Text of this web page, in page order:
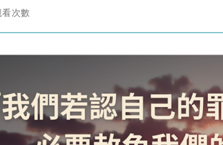
看次數